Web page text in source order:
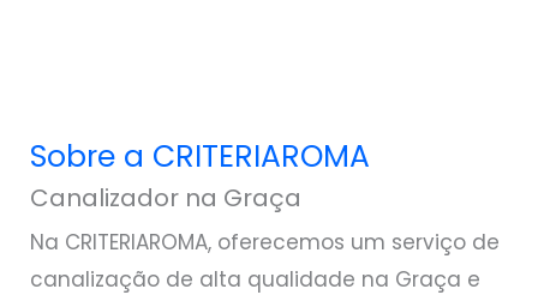
Sobre a CRITERIAROMA
Canalizador na Graça
Na CRITERIAROMA, oferecemos um serviço de
canalização de alta qualidade na Graça e